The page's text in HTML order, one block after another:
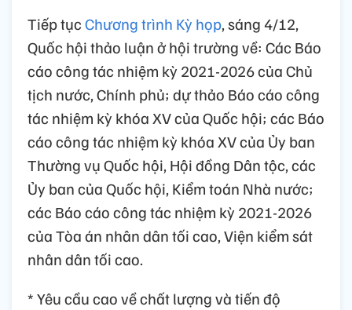
Tiếp tụcChương trình Kỳ họp, sáng 4/12,
Quốc hội thảo luận ở hội trường về: Các Báo
cáo công tác nhiệm kỳ 2021-2026 của Chủ
tịch nước, Chính phủ; dự thảo Báo cáo công
tác nhiệm kỳ khóa XV của Quốc hội; các Báo
cáo công tác nhiệm kỳ khóa XV của Ủy ban
Thường vụ Quốc hội, Hội đồng Dân tộc, các
Ủy ban của Quốc hội, Kiểm toán Nhà nước;
các Báo cáo công tác nhiệm kỳ 2021-2026
của Tòa án nhân dân tối cao, Viện kiểm sát
nhân dân tối cao.
* Yêu cầu cao về chất lượng và tiến độ